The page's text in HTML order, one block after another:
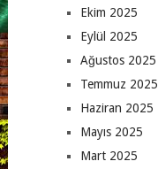
Ekim 2025
Eylül 2025
Ağustos 2025
Temmuz 2025
Haziran 2025
Mayıs 2025
Mart 2025